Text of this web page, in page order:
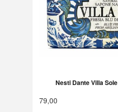
Nesti Dante Villa
79,00